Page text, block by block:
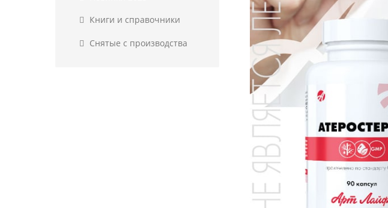
Книги и справочники
Снятые с производства